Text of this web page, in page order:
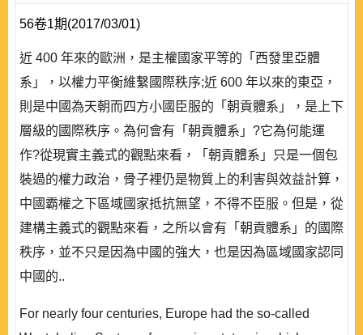
56卷1期(2017/03/01)
近 400 年來的歐洲，是主權國家平等的「西發里亞體
系」，以權力平衡維繫國際秩序;近 600 年以來的東亞，
則是中國為天朝而四方小國臣服的「朝貢體系」，是上下
層級的國際秩序。為何會有「朝貢體系」?它為何能運
作?從現實主義式的觀點來看，「朝貢體系」只是一個包
裝過的權力政治，骨子裡仍是物質上的利害與效益計算，
中國霸權之下區域國家抵抗無望，不得不臣服。但是，從
建構主義式的觀點來看，之所以會有「朝貢體系」的國際
秩序，並不只是因為中國的強大，也是因為區域國家認同
中國的..
For nearly four centuries, Europe had the so-called